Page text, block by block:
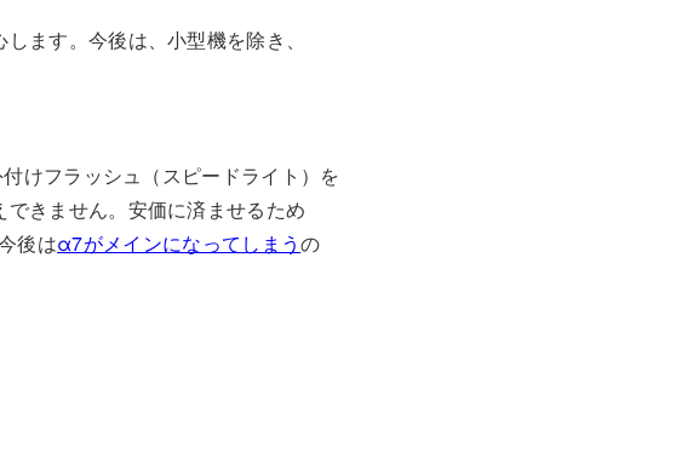
ます。今後は、小型機を除き、
けフラッシュ（スピードライト）を
きません。安価に済ませるため
後はα7がメインになってしまうの